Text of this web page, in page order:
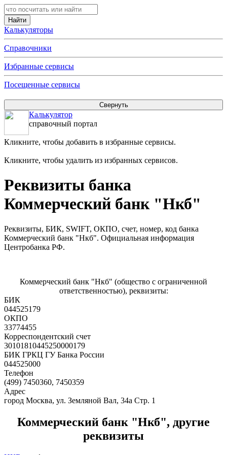
Калькуляторы
Справочники
Избранные сервисы
Посещенные сервисы
Калькулятор
справочный портал
Кликните, чтобы добавить в избранные сервисы.
Кликните, чтобы удалить из избранных сервисов.
Реквизиты банка
Коммерческий банк "Нкб"
Реквизиты, БИК, SWIFT, ОКПО, счет, номер, код банка
Коммерческий банк "Нкб". Официальная информация
Центробанка РФ.
Коммерческий банк "Нкб" (общество с ограниченной
ответственностью), реквизиты:
БИК
044525179
ОКПО
33774455
Корреспондентский счет
30101810445250000179
БИК ГРКЦ ГУ Банка России
044525000
Телефон
(499) 7450360, 7450359
Адрес
город Москва, ул. Земляной Вал, 34а Стр. 1
Коммерческий банк "Нкб", другие
реквизиты